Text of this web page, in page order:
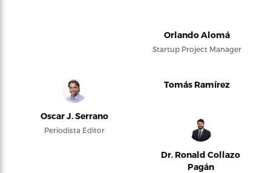
Orlando Alomá
Startup Project Manager
Oscar J. Serrano
Periodista Editor
Tomás Ramírez
Dr. Ronald Collazo
Pagán